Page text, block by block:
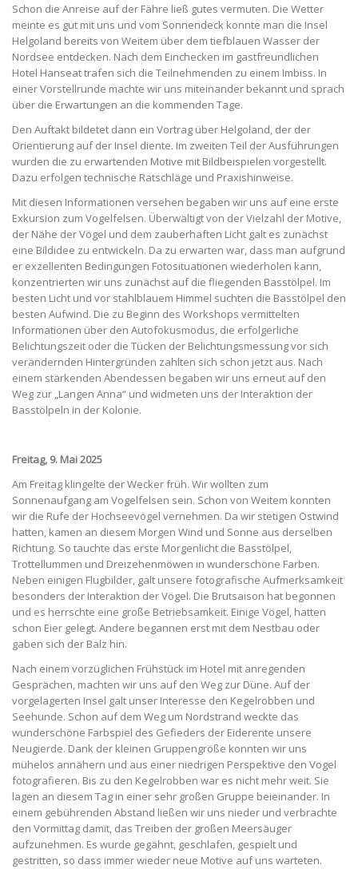
Schon die Anreise auf der Fähre ließ gutes vermuten. Die Wetter
meinte es gut mit uns und vom Sonnendeck konnte man die Insel
Helgoland bereits von Weitem über dem tiefblauen Wasser der
Nordsee entdecken. Nach dem Einchecken im gastfreundlichen
Hotel Hanseat trafen sich die Teilnehmenden zu einem Imbiss. In
einer Vorstellrunde machte wir uns miteinander bekannt und sprach
über die Erwartungen an die kommenden Tage.
Den Auftakt bildetet dann ein Vortrag über Helgoland, der der
Orientierung auf der Insel diente. Im zweiten Teil der Ausführungen
wurden die zu erwartenden Motive mit Bildbeispielen vorgestellt.
Dazu erfolgen technische Ratschläge und Praxishinweise.
Mit diesen Informationen versehen begaben wir uns auf eine erste
Exkursion zum Vogelfelsen. Überwältigt von der Vielzahl der Motive,
der Nähe der Vögel und dem zauberhaften Licht galt es zunächst
eine Bildidee zu entwickeln. Da zu erwarten war, dass man aufgrund
er exzellenten Bedingungen Fotosituationen wiederholen kann,
konzentrierten wir uns zunächst auf die fliegenden Basstölpel. Im
besten Licht und vor stahlblauem Himmel suchten die Basstölpel den
besten Aufwind. Die zu Beginn des Workshops vermittelten
Informationen über den Autofokusmodus, die erfolgerliche
Belichtungszeit oder die Tücken der Belichtungsmessung vor sich
verändernden Hintergründen zahlten sich schon jetzt aus. Nach
einem stärkenden Abendessen begaben wir uns erneut auf den
Weg zur „Langen Anna“ und widmeten uns der Interaktion der
Basstölpeln in der Kolonie.
Freitag, 9. Mai 2025
Am Freitag klingelte der Wecker früh. Wir wollten zum
Sonnenaufgang am Vogelfelsen sein. Schon von Weitem konnten
wir die Rufe der Hochseevögel vernehmen. Da wir stetigen Ostwind
hatten, kamen an diesem Morgen Wind und Sonne aus derselben
Richtung. So tauchte das erste Morgenlicht die Basstölpel,
Trottellummen und Dreizehenmöwen in wunderschöne Farben.
Neben einigen Flugbilder, galt unsere fotografische Aufmerksamkeit
besonders der Interaktion der Vögel. Die Brutsaison hat begonnen
und es herrschte eine große Betriebsamkeit. Einige Vögel, hatten
schon Eier gelegt. Andere begannen erst mit dem Nestbau oder
gaben sich der Balz hin.
Nach einem vorzüglichen Frühstück im Hotel mit anregenden
Gesprächen, machten wir uns auf den Weg zur Düne. Auf der
vorgelagerten Insel galt unser Interesse den Kegelrobben und
Seehunde. Schon auf dem Weg um Nordstrand weckte das
wunderschöne Farbspiel des Gefieders der Eiderente unsere
Neugierde. Dank der kleinen Gruppengröße konnten wir uns
mühelos annähern und aus einer niedrigen Perspektive den Vogel
fotografieren. Bis zu den Kegelrobben war es nicht mehr weit. Sie
lagen an diesem Tag in einer sehr großen Gruppe beieinander. In
einem gebührenden Abstand ließen wir uns nieder und verbrachte
den Vormittag damit, das Treiben der großen Meersäuger
aufzunehmen. Es wurde gegähnt, geschlafen, gespielt und
gestritten, so dass immer wieder neue Motive auf uns warteten.